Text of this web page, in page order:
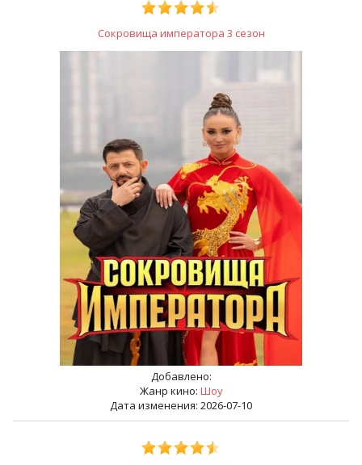
Сокровища императора 3 сезон
Добавлено:
Жанр кино: Шоу
Дата изменения: 2026-07-10